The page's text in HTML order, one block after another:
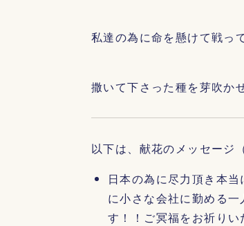
私達の為に命を懸けて戦っ
撒いて下さった種を芽吹か
以下は、献花のメッセージ
日本の為に尽力頂き本
に小さな会社に勤める
す！！ご冥福をお祈り